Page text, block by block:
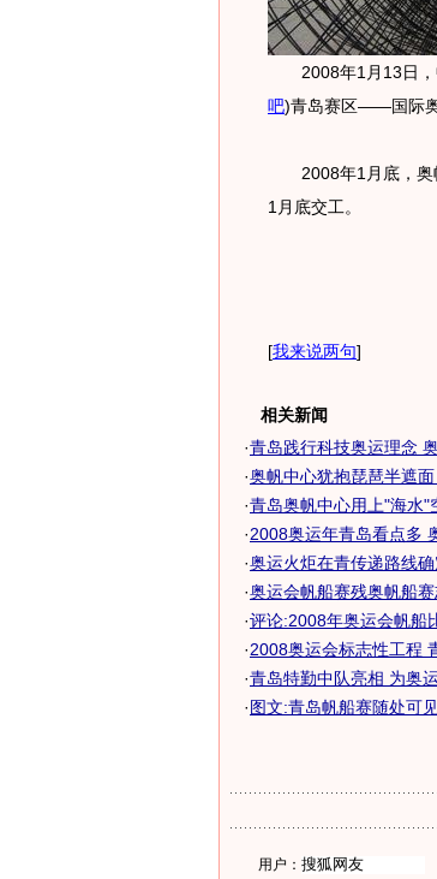
2008年1月13日，
吧)青岛赛区——国际奥
2008年1月底，奥
1月底交工。
[我来说两句]
相关新闻
·青岛践行科技奥运理念
·奥帆中心犹抱琵琶半遮面
·青岛奥帆中心用上"海水"
·2008奥运年青岛看点多
·奥运火炬在青传递路线确
·奥运会帆船赛残奥帆船
·评论:2008年奥运会帆船
·2008奥运会标志性工程
·青岛特勤中队亮相 为奥
·图文:青岛帆船赛随处可
用户：